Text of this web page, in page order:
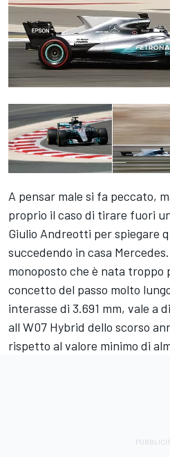
A pensar male si fa peccato,
proprio il caso di tirare fuori
Giulio Andreotti per spiegare
succedendo in casa
monoposto che è nata troppo
concetto del passo molto
interasse di 3.691 mm, vale a
all W07 Hybrid dello scorso
rispetto al valore minimo di